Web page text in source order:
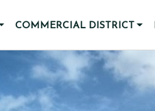
COMMERCIAL DISTRICT